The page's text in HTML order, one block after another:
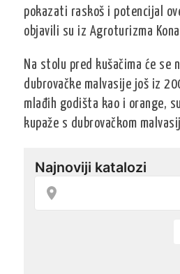
pokazati raskoš i potencijal
objavili su iz Agroturizma
Na stolu pred kušačima će se
dubrovačke malvasije još iz
mlađih godišta kao i orange,
kupaže s dubrovačkom